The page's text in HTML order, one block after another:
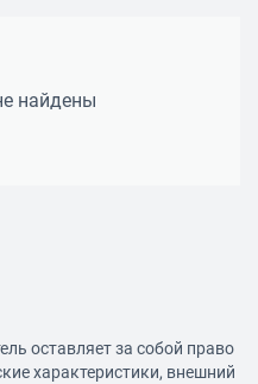
найдены
оставляет за собой право
характеристики, внешний